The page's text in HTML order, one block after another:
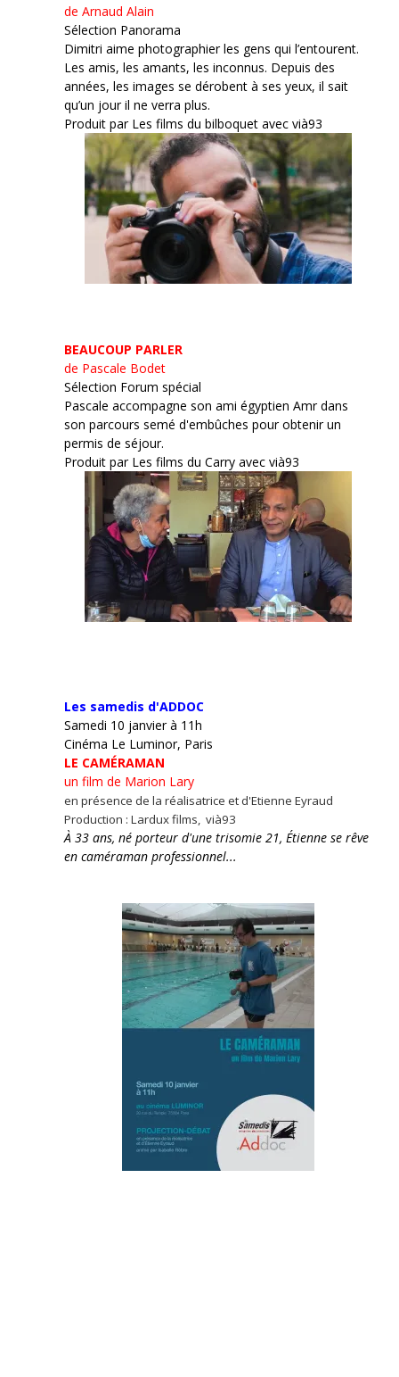
de Arnaud Alain
Sélection Panorama
Dimitri aime photographier les gens qui l’entourent.
Les amis, les amants, les inconnus. Depuis des
années, les images se dérobent à ses yeux, il sait
qu’un jour il ne verra plus.
Produit par Les films du bilboquet avec vià93
BEAUCOUP PARLER
de Pascale Bodet
Sélection Forum spécial
Pascale accompagne son ami égyptien Amr dans
son parcours semé d'embûches pour obtenir un
permis de séjour.
Produit par Les films du Carry avec vià93
Les samedis d'ADDOC
Samedi 10 janvier à 11h
Cinéma Le Luminor, Paris
LE CAMÉRAMAN
un film de Marion Lary
en présence de la réalisatrice et d'Etienne Eyraud
Production : Lardux films, vià93
À 33 ans, né porteur d'une trisomie 21, Étienne se rêve
en caméraman professionnel...